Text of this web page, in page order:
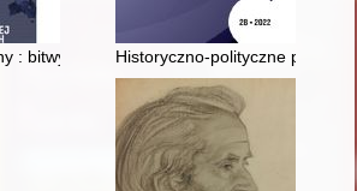
: bitwy II wojny światowej w 15 infografikach
Historyczno‑polityczne